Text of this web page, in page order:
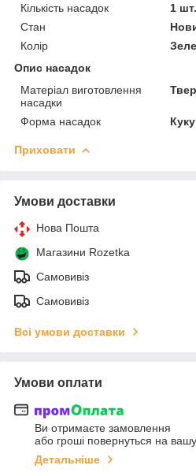
Кількість насадок
1 шт.
Стан
Колір
Опис насадок
Матеріал виготовлення
насадки
Форма насадок
Приховати
Умови доставки
Нова Пошта
Магазини Rozetka
Самовивіз
Самовивіз
Всі умови доставки
Умови оплати
Ви отримаєте замовлення
або гроші повернуться на
Детальніше